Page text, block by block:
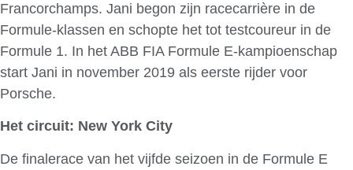
Francorchamps. Jani begon zijn racecarrière in de
Formule-klassen en schopte het tot testcoureur in de
Formule 1. In het ABB FIA Formule E-kampioenschap
start Jani in november 2019 als eerste rijder voor
Porsche.
Het circuit: New York City
De finalerace van het vijfde seizoen in de Formule E